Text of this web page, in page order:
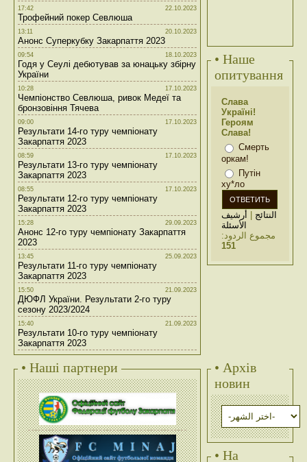
17:42 22.10.2023
Трофейний покер Севлюша
13:11 20.10.2023
Анонс Суперкубку Закарпаття 2023
09:54 18.10.2023
Годя у Сеулі дебютував за юнацьку збірну
України
10:28 17.10.2023
Чемпіонство Севлюша, ривок Медеї та
бронзовіння Тячева
09:00 17.10.2023
Результати 14-го туру чемпіонату
Закарпаття 2023
08:59 17.10.2023
Результати 13-го туру чемпіонату
Закарпаття 2023
08:55 17.10.2023
Результати 12-го туру чемпіонату
Закарпаття 2023
15:28 29.09.2023
Анонс 12-го туру чемпіонату Закарпаття
2023
13:45 25.09.2023
Результати 11-го туру чемпіонату
Закарпаття 2023
15:50 21.09.2023
ДЮФЛ України. Результати 2-го туру
сезону 2023/2024
15:40 21.09.2023
Результати 10-го туру чемпіонату
Закарпаття 2023
• Наше
опитування
Слава
Україні!
Героям
Слава!
Смерть
оркам!
Путін
ху*ло
النتائج | أرشيف
الأسئلة
مجموع الردود:
151
• Наші партнери
• Архів
новин
• На